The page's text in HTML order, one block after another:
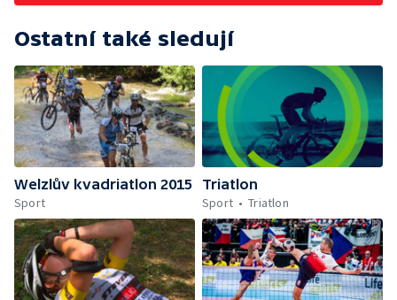
Ostatní také sledují
Welzlův kvadriatlon 2015
Sport
Triatlon
Sport
Triatlon